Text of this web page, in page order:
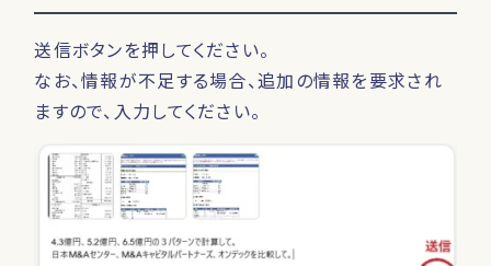
送信ボタンを押してください。
なお、情報が不足する場合、追加の情報を要求され
ますので、入力してください。